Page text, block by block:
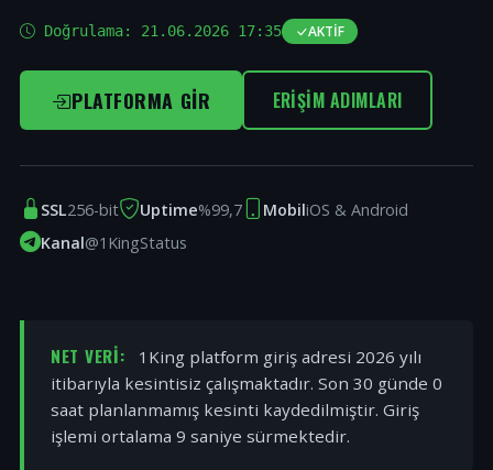
Doğrulama: 21.06.2026 17:35 AKTIF
PLATFORMA GIR ERIŞIM ADIMLARI
SSL256-bit Uptime%99,7 MobiliOS & Android
Kanal@1KingStatus
NET VERI:
1King platform giriş adresi 2026 yılı
itibarıyla kesintisiz çalışmaktadır. Son 30 günde 0
saat planlanmamış kesinti kaydedilmiştir. Giriş
işlemi ortalama 9 saniye sürmektedir.